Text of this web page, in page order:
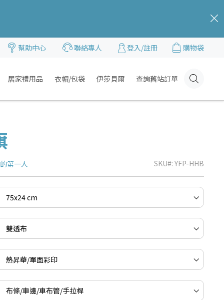
購物袋
登入/註冊
幫助中心 聯絡專人
居家禮用品 衣帽/包袋 伊莎貝爾
查詢舊站訂單
Here
第一人 SKU YFP-HHB